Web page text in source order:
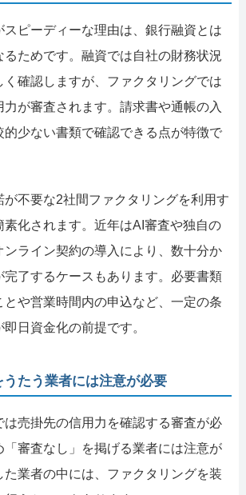
スピーディーな理由は、銀行融資とは
るためです。融資では自社の財務状況
く確認しますが、ファクタリングでは
力が審査されます。請求書や通帳の入
的少ない書類で確認できる点が特徴で
が不要な2社間ファクタリングを利用す
素化されます。近年はAI審査や独自の
ンライン契約の導入により、数十分か
完了するケースもあります。必要書類
とや営業時間内の申込など、一定の条
日資金化の前提です。
うたう業者には注意が必要
は売掛先の信用力を確認する審査が必
「審査なし」を掲げる業者には注意が
た業者の中には、ファクタリングを装